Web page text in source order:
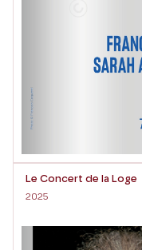
Le Concert de la Loge
2025